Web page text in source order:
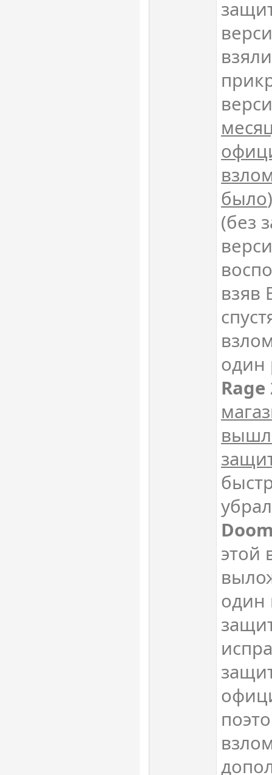
было
(без
взяв
один
Rage
этой
один